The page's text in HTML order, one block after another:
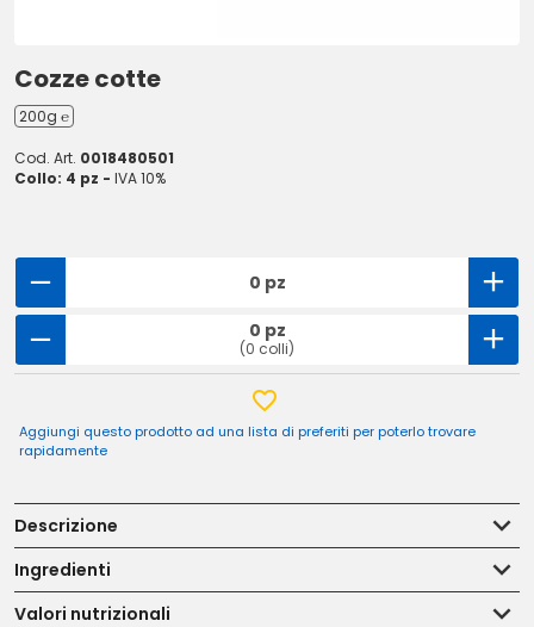
Cozze cotte
200g ℮
Cod. Art. 0018480501
Collo: 4 pz - IVA 10%
0 pz
0 pz
(0 colli)
Aggiungi questo prodotto ad una lista di preferiti per poterlo trovare
rapidamente
Descrizione
Ingredienti
Valori nutrizionali